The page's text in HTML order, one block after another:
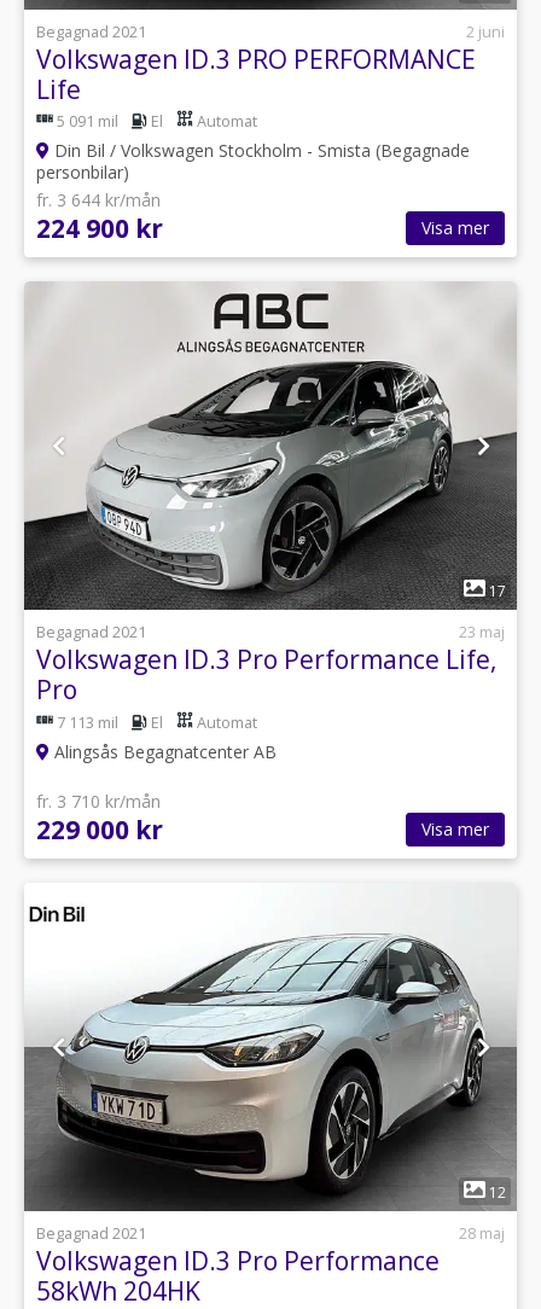
Begagnad 2021
2 juni
Volkswagen ID.3 PRO PERFORMANCE
Life
5 091 mil El Automat
Din Bil / Volkswagen Stockholm - Smista (Begagnade
personbilar)
fr. 3 644 kr/mån
224 900 kr Visa mer
1
17
Begagnad 2021
23 maj
Volkswagen ID.3 Pro Performance Life,
Pro
7 113 mil El Automat
Alingsås Begagnatcenter AB
fr. 3 710 kr/mån
229 000 kr Visa mer
1
12
Begagnad 2021
28 maj
Volkswagen ID.3 Pro Performance
58kWh 204HK